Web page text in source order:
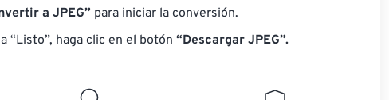
a JPEG” para iniciar la conversión.
“Listo”, haga clic en el botón “Descargar JPEG”.